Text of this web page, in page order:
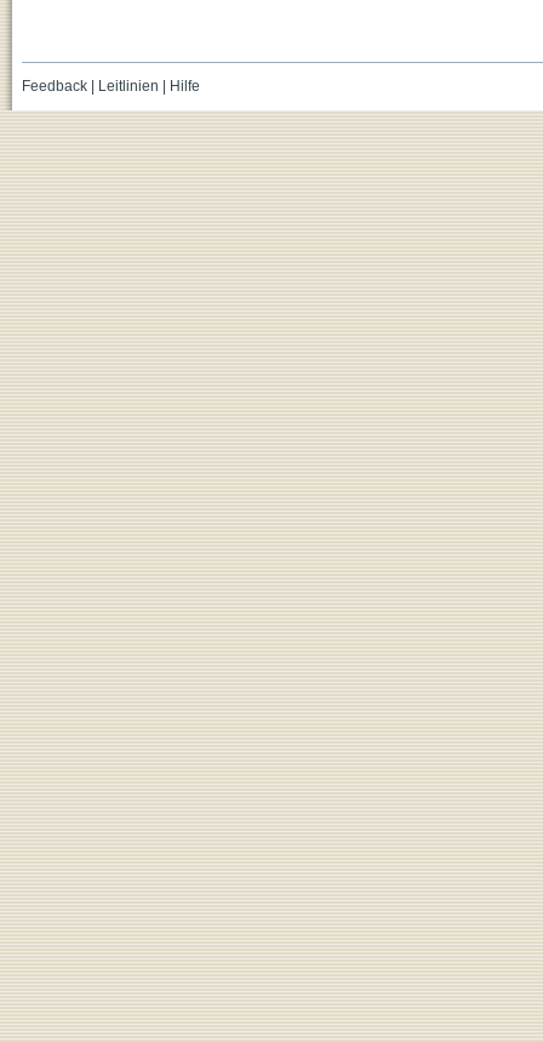
Feedback| Leitlinien Hilfe